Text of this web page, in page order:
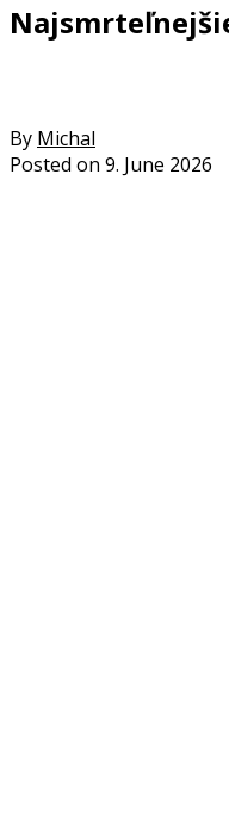
By Michal
Posted on 9. June 2026